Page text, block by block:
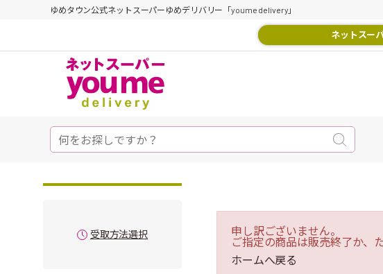
ゆめタウン公式ネットスーパーゆめデリバリー「youme delivery」
ネットスー
受取方法選択
申し訳ございません。
ご指定の商品は販売終了か、
ホームへ戻る